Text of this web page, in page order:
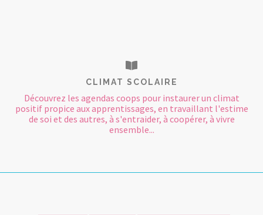
CLIMAT SCOLAIRE
Découvrez les agendas coops pour instaurer un climat
positif propice aux apprentissages, en travaillant l'estime
de soi et des autres, à s'entraider, à coopérer, à vivre
ensemble...